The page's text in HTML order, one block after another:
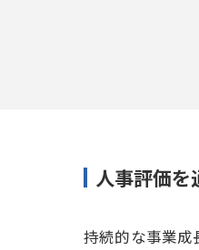
人事評価を
持続的な事業